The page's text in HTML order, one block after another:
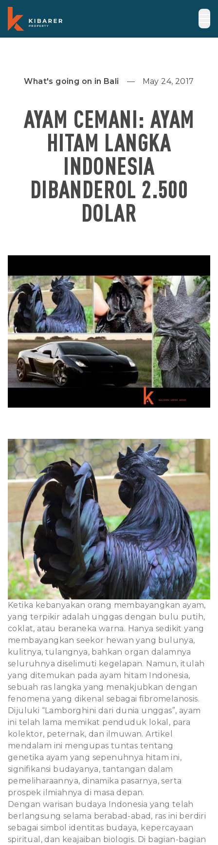
What's going on in Bali May 24, 2017
AYAM CEMANI: AYAM
HITAM LANGKA
INDONESIA
DIBANDEROL 2.500
DOLAR
Ketika kebanyakan orang membayangkan ayam,
yang terpikir adalah unggas dengan bulu putih,
coklat, atau beraneka warna. Hanya sedikit yang
membayangkan seekor hewan yang bulunya,
kulitnya, tulangnya, bahkan organ dalamnya
seluruhnya diselimuti kegelapan. Namun, itulah
yang ditemukan pada ayam hitam Indonesia,
sebuah ras langka yang menakjubkan dengan
fenomena yang dikenal sebagai fibromelanosis.
Dijuluki “Lamborghini dari dunia unggas”, ayam
ini telah lama memikat penduduk lokal, para
kolektor, peternak, dan ilmuwan. Artikel
mendalam ini mengupas tuntas tentang
genetika ayam yang sepenuhnya hitam ini,
signifikansi budayanya, tantangan dalam
pemeliharaannya, dinamika pasarnya, serta
prospek ilmiahnya di masa depan.
Dengan warisan budaya Indonesia yang telah
berlangsung selama berabad-abad, ras ini berdiri
sebagai simbol identitas budaya, kepercayaan
spiritual, dan keajaiban biologis. Di bagian-bagian